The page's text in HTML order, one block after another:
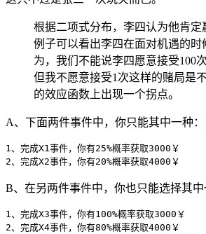
根据二项式分布，李四认为他肯定
例子可以看出李四在面对机遇的时
为，我们不能说李四愿意接受100
但我不愿意接受1次这样的赌局是
的效应函数上出现一个拐点。
A、下面两件事件中，你只能其中一种：
1 、完成X1事件，你有25%概率获取3000
2、完成X2事件，你有20%概率获取4000 ￥
B、在另两件事件中，你也只能选择其中
1 、完成X3事件，你有100%概率获取3000
2、完成X4事件，你有80%概率获取4000